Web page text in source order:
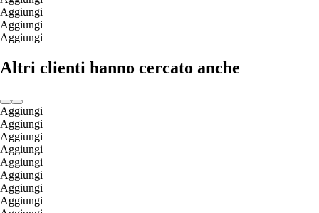
Aggiungi
Aggiungi
Aggiungi
Altri clienti hanno cercato anche
Aggiungi
Aggiungi
Aggiungi
Aggiungi
Aggiungi
Aggiungi
Aggiungi
Aggiungi